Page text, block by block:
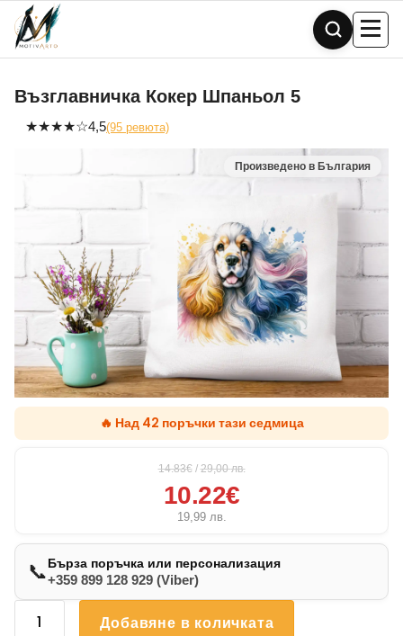
Skip
content
Възглавничка Кокер Шпаньол 5
★★★★☆4,5(95 ревюта)
🔥 Над 42 поръчки тази седмица
14.83€ / 29,00лв.
10.22€
19,99 лв.
📞Бърза поръчка или персонализация
+359 899 128 929 (Viber)
количество
Добавяне в количката